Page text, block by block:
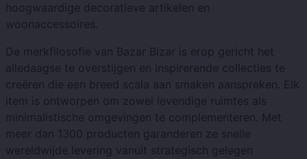
hoogwaardige decoratieve artikelen en
woonaccessoires.
De merkfilosofie van Bazar Bizar is erop gericht het
alledaagse te overstijgen en inspirerende collecties te
creëren die een breed scala aan smaken aanspreken. Elk
item is ontworpen om zowel levendige ruimtes als
minimalistische omgevingen te complementeren. Met
meer dan 1300 producten garanderen ze snelle
wereldwijde levering vanuit strategisch gelegen